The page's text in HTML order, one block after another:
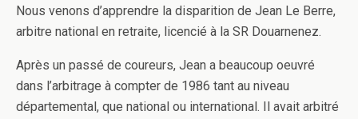
Nous venons d’apprendre la disparition de Jean Le Berre,
arbitre national en retraite, licencié à la SR Douarnenez.
Après un passé de coureurs, Jean a beaucoup oeuvré
dans l’arbitrage à compter de 1986 tant au niveau
départemental, que national ou international. Il avait arbitré